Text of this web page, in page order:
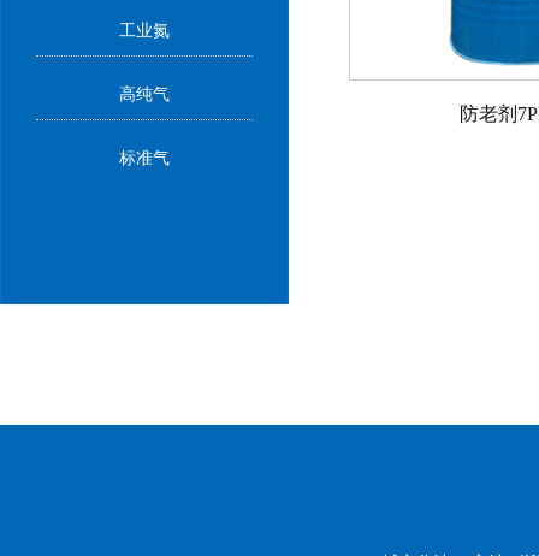
工业氮
高纯气
标准气
防老剂